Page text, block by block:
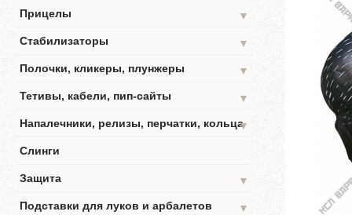
Прицелы
▼
Стабилизаторы
▼
Полочки, кликеры, плунжеры
▼
Тетивы, кабели, пип-сайты
▼
Напалечники, релизы, перчатки, кольца▼
Слинги
Защита
▼
Подставки для луков и арбалетов
▼